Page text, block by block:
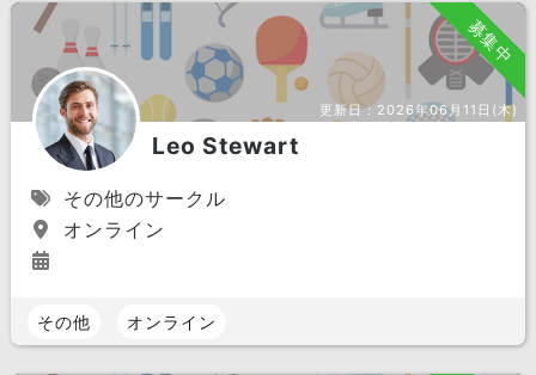
募集中
更新日： 2026年06月11日(木)
Leo Stewart
その他のサークル
オンライン
その他 オンライン